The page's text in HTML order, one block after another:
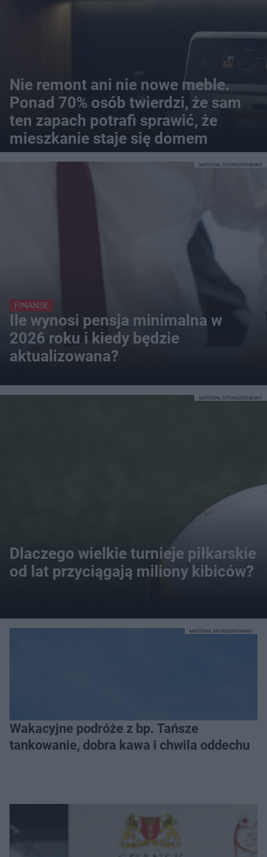
Nie remont ani nie nowe meble.
Ponad 70% osób twierdzi, że sam
ten zapach potrafi sprawić, że
mieszkanie staje się domem
FINANSE
Ile wynosi pensja minimalna w
2026 roku i kiedy będzie
aktualizowana?
MATERIAŁ SPONSOROWANY
Dlaczego wielkie turnieje piłkarskie
od lat przyciągają miliony kibiców?
MATERIAŁ SPONSOROWANY
Wakacyjne podróże z bp. Tańsze
tankowanie, dobra kawa i chwila oddechu
MATERIAŁ SPONSOROWANY